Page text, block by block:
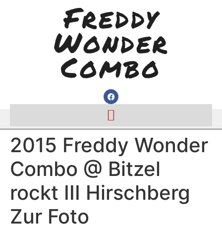
Freddy
Wonder
Combo
2015 Freddy Wonder
Combo @ Bitzel
rockt III Hirschberg
Zur Foto